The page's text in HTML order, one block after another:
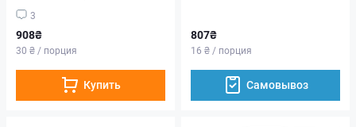
3
908₴
30 ₴ / порция
Купить
807₴
16 ₴ / порция
Самовывоз